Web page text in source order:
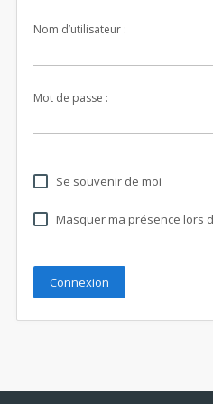
Nom d’utilisateur :
Mot de passe :
Se souvenir de moi
Masquer ma présence lors